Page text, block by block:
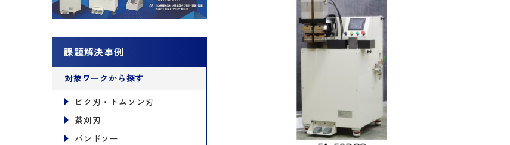
課題解決事例
対象ワークから探す
ビク刃・トムソン刃
茶刈刃
バンドソー